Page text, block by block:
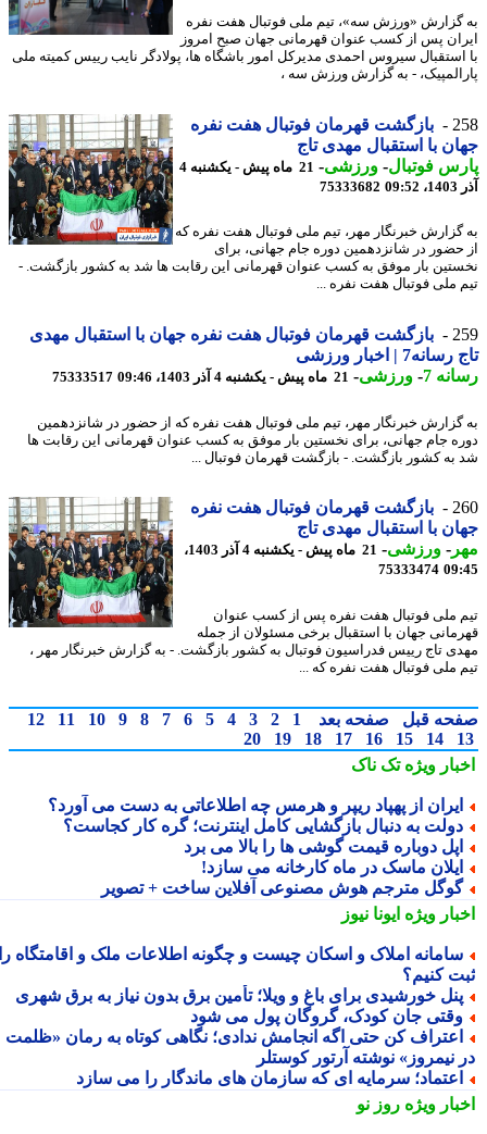
«ورزش سه»، تیم ملی فوتبال هفت نفره
پس از کسب عنوان قهرمانی جهان صبح امروز
سیروس احمدی مدیرکل امور باشگاه ها، پولادگر نایب رییس کمیته ملی
- به گزارش ورزش سه ،
بازگشت قهرمان فوتبال هفت نفره
با استقبال مهدی تاج
فوتبال-ورزشی-
21 ماه پیش - یکشنبه 4
75333682
خبرنگار مهر، تیم ملی فوتبال هفت نفره که
در شانزدهمین دوره جام جهانی، برای
بار موفق به کسب عنوان قهرمانی این رقابت ها شد به کشور بازگشت. -
ملی فوتبال هفت نفره ...
بازگشت قهرمان فوتبال هفت نفره جهان با استقبال مهدی
| اخبار ورزشی
7
-ورزشی-21 ماه پیش - یکشنبه 4 آذر 1403، 09:46 75333517
خبرنگار مهر، تیم ملی فوتبال هفت نفره که از حضور در شانزدهمین
جام جهانی، برای نخستین بار موفق به کسب عنوان قهرمانی این رقابت ها
کشور بازگشت. - بازگشت قهرمان فوتبال ...
بازگشت قهرمان فوتبال هفت نفره
با استقبال مهدی تاج
-ورزشی-
21 ماه پیش - یکشنبه 4 آذر 1403،
75333474
ملی فوتبال هفت نفره پس از کسب عنوان
جهان با استقبال برخی مسئولان از جمله
تاج رییس فدراسیون فوتبال به کشور بازگشت. - به گزارش خبرنگار مهر ،
ملی فوتبال هفت نفره که ...
قبل صفحه بعد 1
2
3
4
5
6
7
8
9
10
11
12
14
15
16
17
18
19
20
ویژهتک ناک
از پهپاد ریپر و هرمس چه اطلاعاتی به دست می آورد؟
به دنبال بازگشایی کامل اینترنت؛ گره کار کجاست؟
دوباره قیمت گوشی ها را بالا می برد
ماسک در ماه کارخانه می سازد!
مترجم هوش مصنوعی آفلاین ساخت + تصویر
ویژهایونا نیوز
املاک و اسکان چیست و چگونه اطلاعات ملک و اقامتگاه را
کنیم؟
خورشیدی برای باغ و ویلا؛ تأمین برق بدون نیاز به برق شهری
جان کودک، گروگان پول می شود
کن حتی اگه انجامش ندادی؛ نگاهی کوتاه به رمان «ظلمت
نیمروز» نوشته آرتور کوستلر
سرمایه ای که سازمان های ماندگار را می سازد
ویژهروز نو